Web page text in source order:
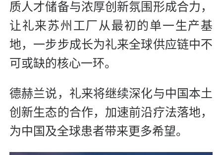
质人才储备与浓厚创新氛围形成合力，
让礼来苏州工厂从最初的单一生产基
地，一步步成长为礼来全球供应链中不
可或缺的核心一环。
德赫兰说，礼来将继续深化与中国本土
创新生态的合作，加速前沿疗法落地，
为中国及全球患者带来更多希望。